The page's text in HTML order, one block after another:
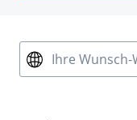
Ihre Wunsch-